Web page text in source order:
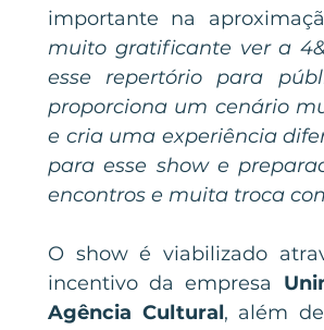
importante na
muito gratificante ver a
esse repertório para
proporciona um cenário
e cria uma experiência
para esse show e
encontros e muita troca
O show é viabilizado
incentivo da empresa
Agência Cultural, além